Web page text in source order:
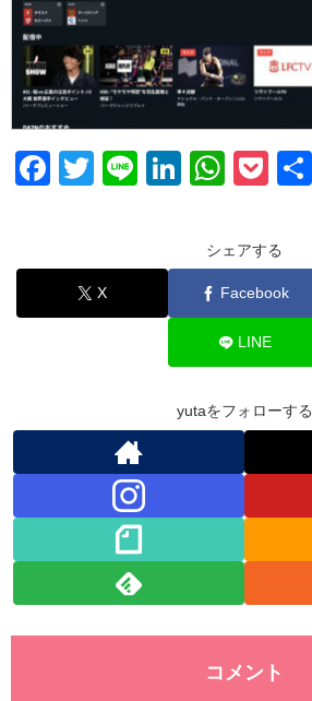
F
e
b
T
er
Li
Li
e
dI
W
at
s
A
p
p
P
ck
et
シェアする
X Facebook
LINE
yutaをフォローする
コメント